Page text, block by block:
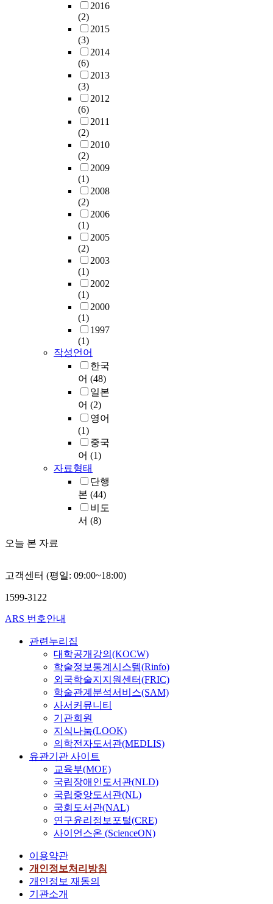
2016
(2)
2015
(3)
2014
(6)
2013
(3)
2012
(6)
2011
(2)
2010
(2)
2009
(1)
2008
(2)
2006
(1)
2005
(2)
2003
(1)
2002
(1)
2000
(1)
1997
(1)
작성언어
한국
어 (48)
일본
어 (2)
영어
(1)
중국
어 (1)
자료형태
단행
본 (44)
비도
서 (8)
오늘 본 자료
고객센터 (평일: 09:00~18:00)
1599-3122
ARS 번호안내
관련누리집
대학공개강의(KOCW)
학술정보통계시스템(Rinfo)
외국학술지지원센터(FRIC)
학술관계분석서비스(SAM)
사서커뮤니티
기관회원
지식나눔(LOOK)
의학전자도서관(MEDLIS)
유관기관 사이트
교육부(MOE)
국립장애인도서관(NLD)
국립중앙도서관(NL)
국회도서관(NAL)
연구윤리정보포털(CRE)
사이언스온 (ScienceON)
이용약관
개인정보처리방침
개인정보 재동의
기관소개